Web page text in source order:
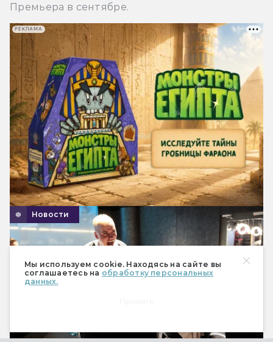
Мы используем cookie. Находясь на сайте вы
соглашаетесь на обработку персональных
данных.
Премьера в сентябре.
Новости
РЕКЛАМА